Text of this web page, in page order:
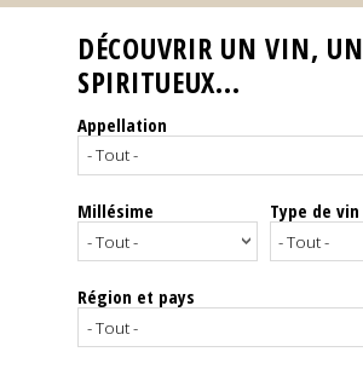
Reportages
Nos
Spiritueux
Notes
dégustation
DÉCOUVRIR UN VIN, UN
SPIRITUEUX...
Appellation
Millésime Type de vin
Région et pays